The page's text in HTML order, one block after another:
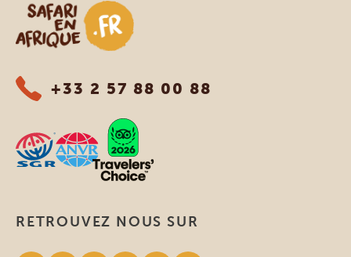
Safari en Afrique
+33 2 57 88 00 88
RETROUVEZ NOUS SUR